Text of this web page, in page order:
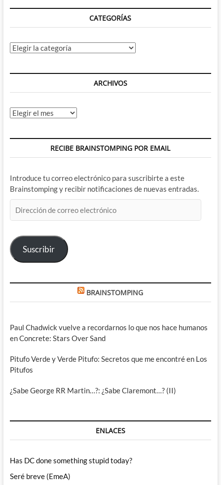
Stargirl
CATEGORÍAS
Categorías
ARCHIVOS
Archivos
RECIBE BRAINSTOMPING POR EMAIL
Introduce tu correo electrónico para suscribirte a este
Brainstomping y recibir notificaciones de nuevas entradas.
de
electrónico
Suscribir
BRAINSTOMPING
Paul Chadwick vuelve a recordarnos lo que nos hace humanos
en Concrete: Stars Over Sand
Pitufo Verde y Verde Pitufo: Secretos que me encontré en Los
Pitufos
¿Sabe George RR Martin…?: ¿Sabe Claremont…? (II)
ENLACES
Has DC done something stupid today?
Seré breve (EmeA)